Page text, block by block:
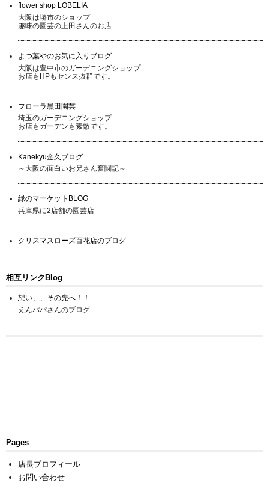
flower shop LOBELIA
大阪は堺市のショップ
趣味の園芸の上田さんのお店
よつ葉やのお気に入りブログ
大阪は豊中市のガーデニングショップ
お店もHPもセンス抜群です。
フローラ黒田園芸
埼玉のガーデニングショップ
お店もガーデンも素敵です。
Kanekyu金久ブログ
～大阪の面白いお兄さん奮闘記～
緑のマーケットBLOG
兵庫県に2店舗の園芸店
クリスマスローズ百花店のブログ
相互リンクBlog
想い、、その先へ！！
えんパパさんのブログ
Pages
店長プロフィール
お問い合わせ